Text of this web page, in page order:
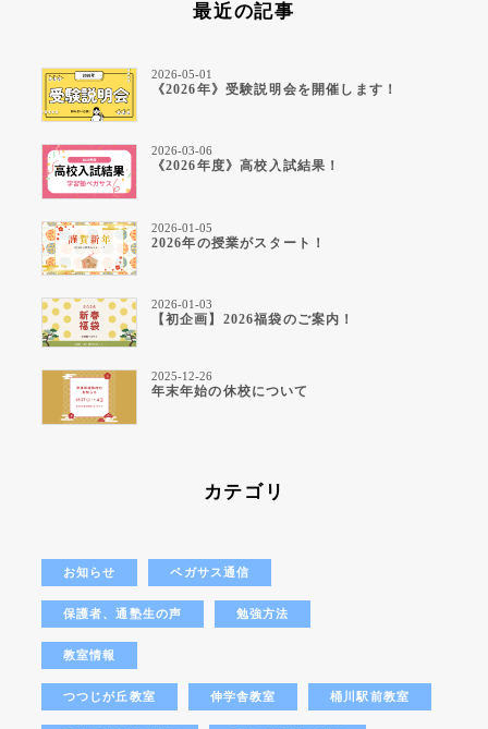
最近の記事
《2026年》受験説明会を開催します！
2026-05-01
《2026年度》高校入試結果！
2026-03-06
2026年の授業がスタート！
2026-01-05
【初企画】2026福袋のご案内！
2026-01-03
年末年始の休校について
2025-12-26
カテゴリ
お知らせ ペガサス通信
保護者、通塾生の声 勉強方法
教室情報
つつじが丘教室 伸学舎教室 桶川駅前教室